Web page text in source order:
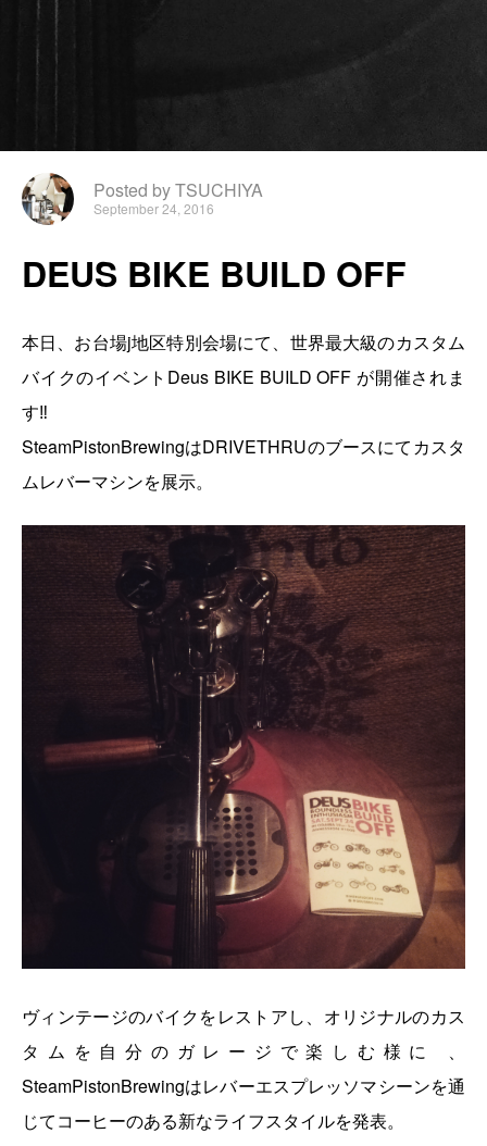
Posted by TSUCHIYA
September 24, 2016
DEUS BIKE BUILD OFF
本日、お台場j地区特別会場にて、世界最大級のカスタム
バイクのイベントDeus BIKE BUILD OFF が開催されま
す‼
SteamPistonBrewingはDRIVETHRUのブースにてカスタ
ムレバーマシンを展示。
ヴィンテージのバイクをレストアし、オリジナルのカス
タムを自分のガレージで楽しむ様に 、
SteamPistonBrewingはレバーエスプレッソマシーンを通
じてコーヒーのある新なライフスタイルを発表。